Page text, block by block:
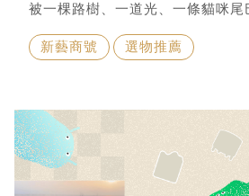
被一棵路樹、一道光、一條貓咪尾
音喚醒，原來，大自然一直都在，
感受。
新藝商號 選物推薦